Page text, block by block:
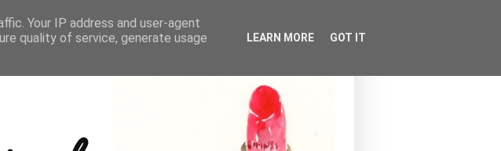
Your IP address and user-agent
quality of service, generate usage
LEARN MORE GOT IT